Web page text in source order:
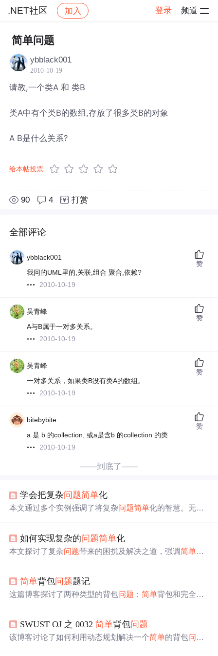
.NET社区 加入 登录 频道
社区 .NET社区
简单问题
ybblack001
2010-10-19
请教,一个类A 和 类B
类A中有个类B的数组,存放了很多类B的对象
A B是什么关系?
给本帖投票
90 4 打赏
全部评论
ybblack001
我问的UML里的,关联,组合 聚合,依赖?
2010-10-19
赞
吴青峰
A与B属于一对多关系。
2010-10-19
赞
吴青峰
一对多关系，如果类B没有类A的数组。
2010-10-19
赞
bitebybite
a 是 b 的collection, 或a是含b 的collection 的类
2010-10-19
赞
——到底了——
学会把复杂问题简单化
本文通过多个实例强调了将复杂问题简单化的智慧。无论
章提倡在面对问题时，寻找最合适的解决之道，避免过度
复杂化，从而提高效率和成功率。
如何实现复杂的问题简单化
本文探讨了复杂问题带来的困扰及解决之道，强调简单化
方法，助力读者学会在纷繁世界中寻找简洁之道。
简单背包问题题记
这篇博客探讨了两种类型的背包问题 ：简单背包和完全背
装入包包的物品总价值，每种物品有无限数量。通过实例
和题目，博主解释了如何解决这些问题，并提供了示例输
SWUST OJ 之 0032简单背包问题
该博客讨论了如何利用动态规划解决一个简单的背包问题